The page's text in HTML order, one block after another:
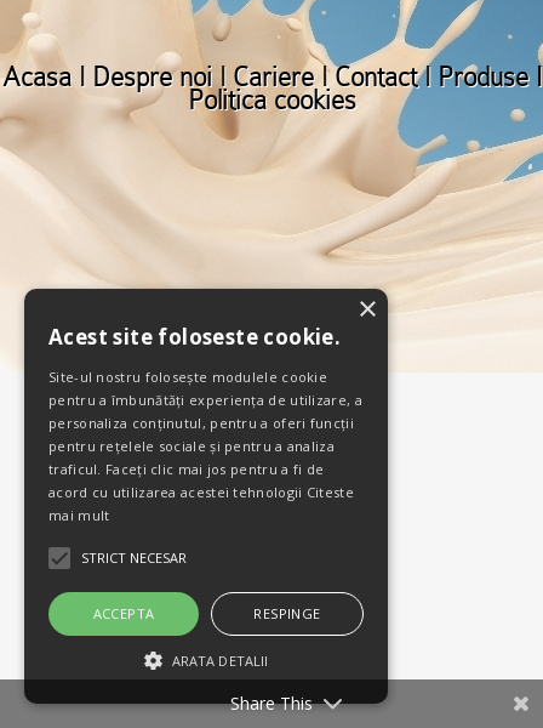
Acasa I Despre noiI Cariere IContactI ProduseI
Politica cookies
Share This
Acest site foloseste cookie.
Site-ul nostru folosește modulele cookie
pentru a îmbunătăți experiența de utilizare, a
personaliza conținutul, pentru a oferi funcții
pentru rețelele sociale și pentru a analiza
traficul. Faceți clic mai jos pentru a fi de
acord cu utilizarea acestei tehnologii Citeste
mai mult
STRICT NECESAR
ACCEPTA RESPINGE
ARATA DETALII
×